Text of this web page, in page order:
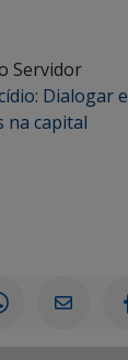
Servidor
Dialogar
na capital